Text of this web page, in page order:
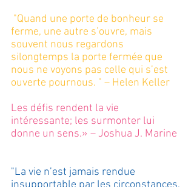
"Quand une porte de bonheur se
ferme, une autre s’ouvre, mais
souvent nous regardons
silongtemps la porte fermée que
nous ne voyons pas celle qui s’est
ouverte pournous. " – Helen Keller
Les défis rendent la vie
intéressante; les surmonter lui
donne un sens.» – Joshua J. Marine
"La vie n’est jamais rendue